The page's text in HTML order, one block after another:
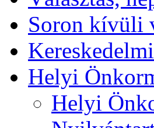
Soron kívüli
Helyi
Helyi